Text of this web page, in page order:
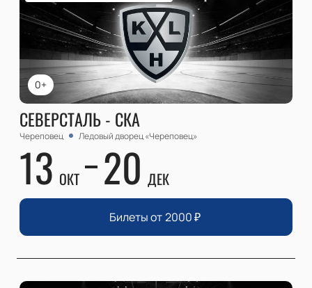
0+
СЕВЕРСТАЛЬ - СКА
Череповец Ледовый дворец «Череповец»
13 ОКТ 20 ДЕК
Билеты от 2000₽